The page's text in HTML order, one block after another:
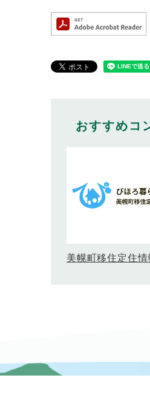
おすすめコ
美幌町移住定住情